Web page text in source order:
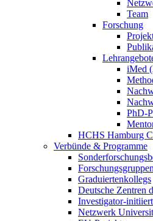
Team
Forschung
iMed
PhD-
HCHS Hamburg
Verbünde & Programme
Forschungsgruppen
Graduiertenkollegs
Deutsche Zentren
Investigator-
Netzwerk